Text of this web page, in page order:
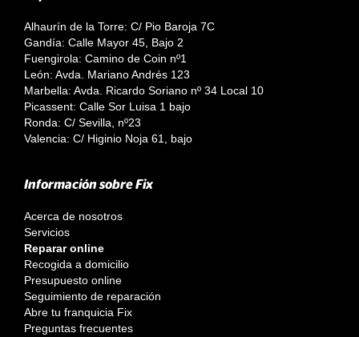
Alhaurín de la Torre: C/ Pio Baroja 7C
Gandía: Calle Mayor 45, Bajo 2
Fuengirola: Camino de Coin nº1
León: Avda. Mariano Andrés 123
Marbella: Avda. Ricardo Soriano nº 34 Local 10
Picassent: Calle Sor Luisa 1 bajo
Ronda: C/ Sevilla, nº23
Valencia: C/ Higinio Noja 61, bajo
Información sobre Fix
Acerca de nosotros
Servicios
Reparar online
Recogida a domicilio
Presupuesto online
Seguimiento de reparación
Abre tu franquicia Fix
Preguntas frecuentes